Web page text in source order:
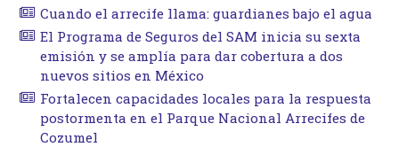
Cuando el arrecife llama: guardianes bajo el agua
El Programa de Seguros del SAM inicia su sexta
emisión y se amplía para dar cobertura a dos
nuevos sitios en México
Fortalecen capacidades locales para la respuesta
postormenta en el Parque Nacional Arrecifes de
Cozumel